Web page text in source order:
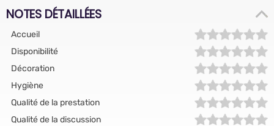
NOTES DÉTAILLÉES
Accueil
Disponibilité
Décoration
Hygiène
Qualité de la prestation
Qualité de la discussion